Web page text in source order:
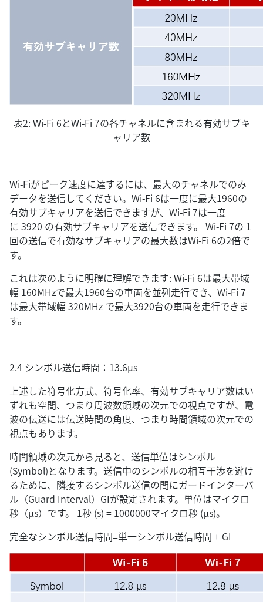
表2: Wi-Fi 6とWi-Fi 7の各チャネルに含まれる有効サブキ
ャリア数
Wi-Fiがピーク速度に達するには、最大のチャネルでのみ
データを送信してください。Wi-Fi 6は一度に最大1960の
有効サブキャリアを送信できますが、Wi-Fi 7は一度
に 3920 の有効サブキャリアを送信できます。 Wi-Fi 7の 1
回の送信で有効なサブキャリアの最大数はWi-Fi 6の2倍で
す。
これは次のように明確に理解できます: Wi-Fi 6は最大帯域
幅 160MHzで最大1960台の車両を並列走行でき、Wi-Fi 7
は最大帯域幅 320MHz で最大3920台の車両を走行できま
す。
2.4 シンボル送信時間：13.6μs
上述した符号化方式、符号化率、有効サブキャリア数はい
ずれも空間、つまり周波数領域の次元での視点ですが、電
波の伝送には伝送時間の角度、つまり時間領域の次元での
視点もあります。
時間領域の次元から見ると、送信単位はシンボル
(Symbol)となります。送信中のシンボルの相互干渉を避け
るために、隣接するシンボル送信の間にガードインターバ
ル（Guard Interval）GIが設定されます。単位はマイクロ
秒（μs）です。 1秒 (s) = 1000000マイクロ秒 (μs)。
完全なシンボル送信時間=単一シンボル送信時間 + GI